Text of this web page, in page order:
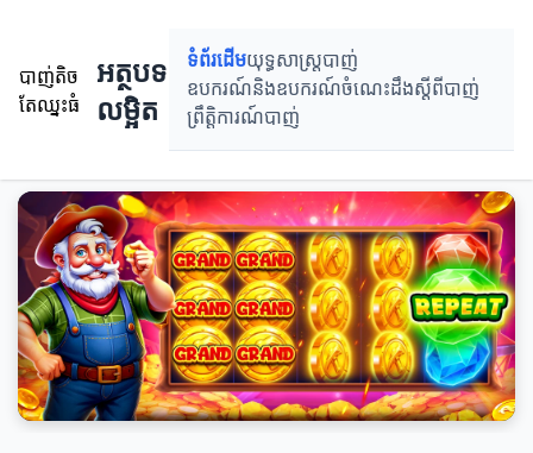
បាញ់តិច
តែឈ្នះធំ
អត្ថបទ
លម្អិត
ទំព័រដើមយុទ្ធសាស្ត្របាញ់
ឧបករណ៍និងឧបករណ៍ចំណេះដឹងស្តីពីបាញ់
ព្រឹតិ្តការណ៍បាញ់